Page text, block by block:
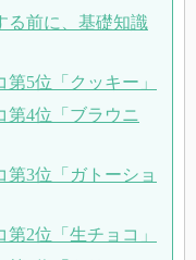
る前に、基礎知識
5位「クッキー」
第4位「ブラウニ
3位「ガトーショ
2位「生チョコ」